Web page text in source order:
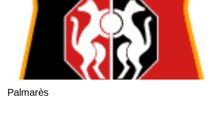
Palmarès